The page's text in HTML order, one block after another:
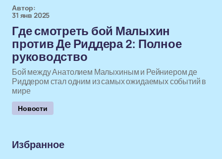
Автор:
31 янв 2025
Где смотреть бой Малыхин
против Де Риддера 2: Полное
руководство
Бой между Анатолием Малыхиным и Рейниером де
Риддером стал одним из самых ожидаемых событий в
мире
Новости
Избранное